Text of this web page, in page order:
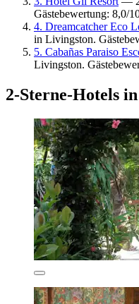
Gästebewertung: 8,0/
4. Dreamcatcher Eco
in Livingston.
5. Cabañas Paraiso
Livingston.
2-Sterne-Hotels